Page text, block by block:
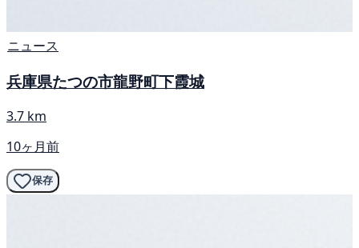
ニュース
兵庫県たつの市龍野町下霞城
3.7 km
10ヶ月前
保存